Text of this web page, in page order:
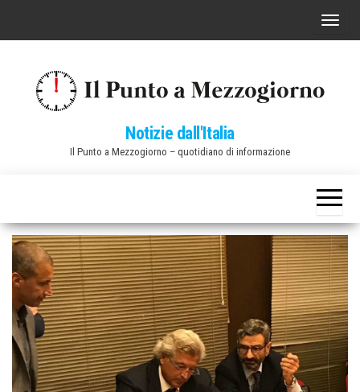
C
a
v
i
g
a
z
i
o
Notizie dall'Italia
Il Punto a Mezzogiorno – quotidiano di informazione